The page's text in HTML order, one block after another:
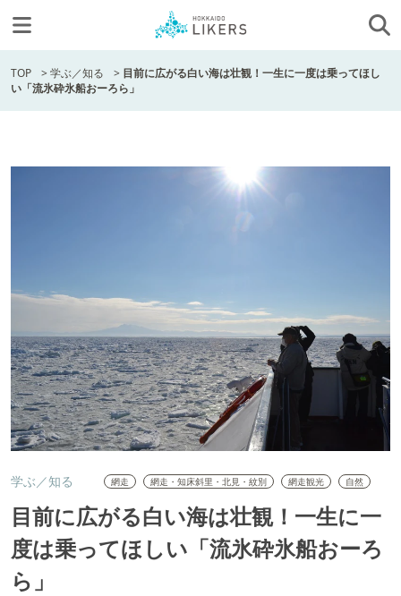
TOP >学ぶ／知る > 目前に広がる白い海は壮観！一生に一度は乗ってほし
い「流氷砕氷船おーろら」
学ぶ／知る 網走 網走・知床斜里・北見・紋別 網走観光 自然
目前に広がる白い海は壮観！一生に一
度は乗ってほしい「流氷砕氷船おーろ
ら」